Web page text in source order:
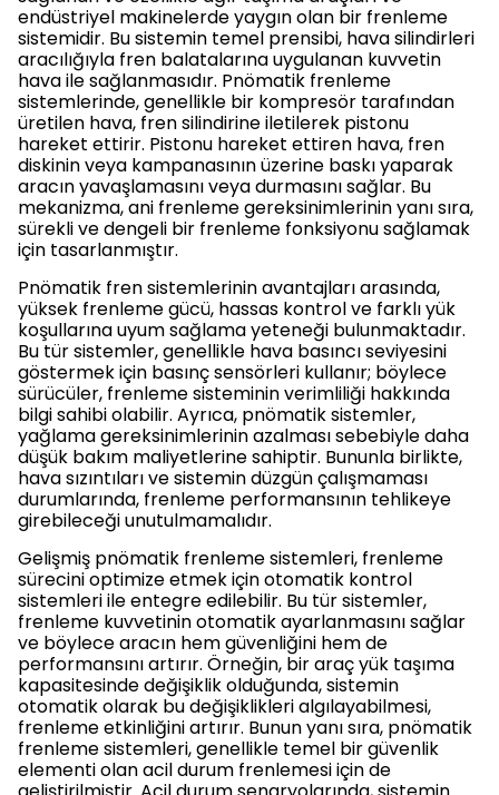
endüstriyel makinelerde yaygın olan bir frenleme
sistemidir. Bu sistemin temel prensibi, hava silindirleri
aracılığıyla fren balatalarına uygulanan kuvvetin
hava ile sağlanmasıdır. Pnömatik frenleme
sistemlerinde, genellikle bir kompresör tarafından
üretilen hava, fren silindirine iletilerek pistonu
hareket ettirir. Pistonu hareket ettiren hava, fren
diskinin veya kampanasının üzerine baskı yaparak
aracın yavaşlamasını veya durmasını sağlar. Bu
mekanizma, ani frenleme gereksinimlerinin yanı sıra,
sürekli ve dengeli bir frenleme fonksiyonu sağlamak
için tasarlanmıştır.
Pnömatik fren sistemlerinin avantajları arasında,
yüksek frenleme gücü, hassas kontrol ve farklı yük
koşullarına uyum sağlama yeteneği bulunmaktadır.
Bu tür sistemler, genellikle hava basıncı seviyesini
göstermek için basınç sensörleri kullanır; böylece
sürücüler, frenleme sisteminin verimliliği hakkında
bilgi sahibi olabilir. Ayrıca, pnömatik sistemler,
yağlama gereksinimlerinin azalması sebebiyle daha
düşük bakım maliyetlerine sahiptir. Bununla birlikte,
hava sızıntıları ve sistemin düzgün çalışmaması
durumlarında, frenleme performansının tehlikeye
girebileceği unutulmamalıdır.
Gelişmiş pnömatik frenleme sistemleri, frenleme
sürecini optimize etmek için otomatik kontrol
sistemleri ile entegre edilebilir. Bu tür sistemler,
frenleme kuvvetinin otomatik ayarlanmasını sağlar
ve böylece aracın hem güvenliğini hem de
performansını artırır. Örneğin, bir araç yük taşıma
kapasitesinde değişiklik olduğunda, sistemin
otomatik olarak bu değişiklikleri algılayabilmesi,
frenleme etkinliğini artırır. Bunun yanı sıra, pnömatik
frenleme sistemleri, genellikle temel bir güvenlik
elementi olan acil durum frenlemesi için de